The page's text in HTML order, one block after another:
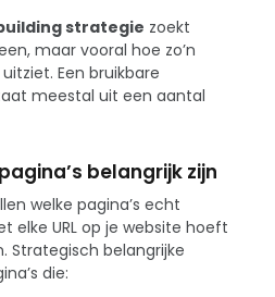
strategie zoekt
maar vooral hoe zo’n
Een bruikbare
meestal uit een aantal
belangrijk zijn
welke pagina’s echt
elke URL op je website hoeft
Strategisch belangrijke
die: